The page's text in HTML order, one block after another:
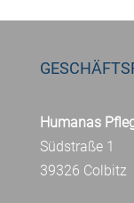
Humanas
Südstraße 1
39326 Colbitz